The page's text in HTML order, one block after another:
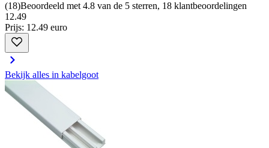
(18)Beoordeeld met 4.8 van de 5 sterren, 18 klantbeoordelingen
12.49
Prijs: 12.49 euro
Bekijk alles in kabelgoot